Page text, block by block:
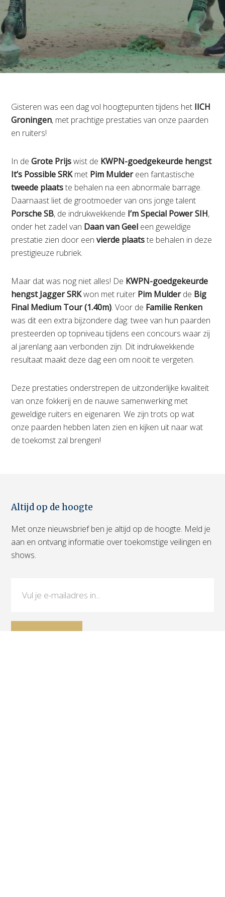
Gisteren was een dag vol hoogtepunten tijdens het IICH
Groningen, met prachtige prestaties van onze paarden
en ruiters!
In deGrote Prijswist de KWPN-goedgekeurde hengst
It’s Possible SRKmet Pim Muldereen fantastische
tweede plaatste behalen na een abnormale barrage.
Daarnaast liet de grootmoeder van ons jonge talent
Porsche SB, de indrukwekkende I’m Special Power SIH,
onder het zadel van Daan van Geel een geweldige
prestatie zien door eenvierde plaatste behalen in deze
prestigieuze rubriek.
Maar dat was nog niet alles! De KWPN-goedgekeurde
hengst Jagger SRKwon met ruiter Pim Mulderde Big
Final Medium Tour (1.40m). Voor de Familie Renken
was dit een extra bijzondere dag: twee van hun paarden
presteerden op topniveau tijdens een concours waar zij
al jarenlang aan verbonden zijn. Dit indrukwekkende
resultaat maakt deze dag een om nooit te vergeten.
Deze prestaties onderstrepen de uitzonderlijke kwaliteit
van onze fokkerij en de nauwe samenwerking met
geweldige ruiters en eigenaren. We zijn trots op wat
onze paarden hebben laten zien en kijken uit naar wat
de toekomst zal brengen!
Altijd op de hoogte
Met onze nieuwsbrief ben je altijd op de hoogte. Meld je
aan en ontvang informatie over toekomstige veilingen en
shows.